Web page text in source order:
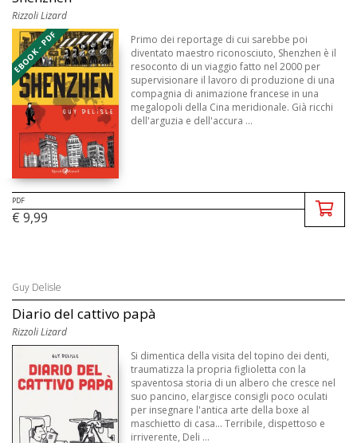
Rizzoli Lizard
EBOOK - PDF
Primo dei reportage di cui sarebbe poi
diventato maestro riconosciuto, Shenzhen è il
resoconto di un viaggio fatto nel 2000 per
supervisionare il lavoro di produzione di una
compagnia di animazione francese in una
megalopoli della Cina meridionale. Già ricchi
dell'arguzia e dell'accura ...
PDF
€ 9,99
Guy Delisle
Diario del cattivo papà
Rizzoli Lizard
Si dimentica della visita del topino dei denti,
traumatizza la propria figlioletta con la
spaventosa storia di un albero che cresce nel
suo pancino, elargisce consigli poco oculati
per insegnare l'antica arte della boxe al
maschietto di casa... Terribile, dispettoso e
irriverente, Deli ...